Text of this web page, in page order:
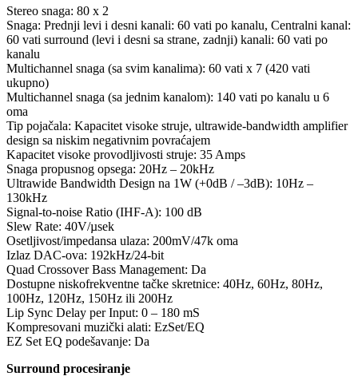
Stereo snaga: 80 x 2
Snaga: Prednji levi i desni kanali: 60 vati po kanalu, Centralni kanal:
60 vati surround (levi i desni sa strane, zadnji) kanali: 60 vati po
kanalu
Multichannel snaga (sa svim kanalima): 60 vati x 7 (420 vati
ukupno)
Multichannel snaga (sa jednim kanalom): 140 vati po kanalu u 6
oma
Tip pojačala: Kapacitet visoke struje, ultrawide-bandwidth amplifier
design sa niskim negativnim povraćajem
Kapacitet visoke provodljivosti struje: 35 Amps
Snaga propusnog opsega: 20Hz – 20kHz
Ultrawide Bandwidth Design na 1W (+0dB / –3dB): 10Hz –
130kHz
Signal-to-noise Ratio (IHF-A): 100 dB
Slew Rate: 40V/µsek
Osetljivost/impedansa ulaza: 200mV/47k oma
Izlaz DAC-ova: 192kHz/24-bit
Quad Crossover Bass Management: Da
Dostupne niskofrekventne tačke skretnice: 40Hz, 60Hz, 80Hz,
100Hz, 120Hz, 150Hz ili 200Hz
Lip Sync Delay per Input: 0 – 180 mS
Kompresovani muzički alati: EzSet/EQ
EZ Set EQ podešavanje: Da
Surround procesiranje